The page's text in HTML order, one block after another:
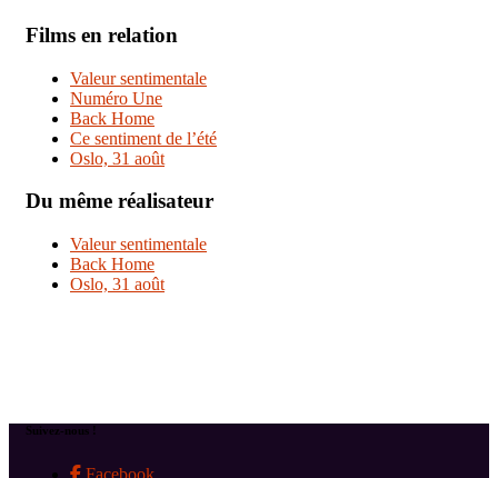
Films en relation
Valeur sentimentale
Numéro Une
Back Home
Ce sentiment de l’été
Oslo, 31 août
Du même réalisateur
Valeur sentimentale
Back Home
Oslo, 31 août
Suivez-nous !
Facebook